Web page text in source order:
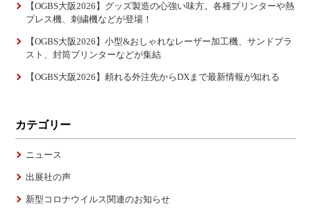
【OGBS大阪2026】グッズ製造の心強い味方。各種プリンターや熱
プレス機、刺繍機などが登場！
【OGBS大阪2026】小型&おしゃれなレーザー加工機、サンドブラ
スト、封筒プリンターなどが集結
【OGBS大阪2026】頼れる外注先からDXまで最新情報が知れる
カテゴリー
ニュース
出展社の声
新型コロナウイルス関連のお知らせ